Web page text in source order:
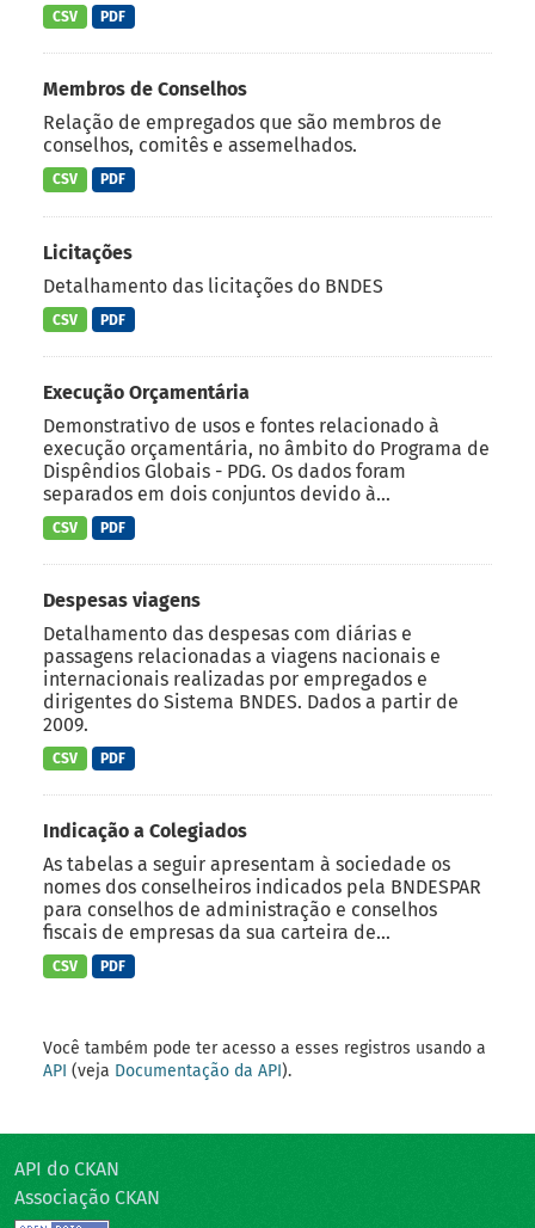
CSV PDF
Membros de Conselhos
Relação de empregados que são membros de
conselhos, comitês e assemelhados.
CSV PDF
Licitações
Detalhamento das licitações do BNDES
CSV PDF
Execução Orçamentária
Demonstrativo de usos e fontes relacionado à
execução orçamentária, no âmbito do Programa de
Dispêndios Globais - PDG. Os dados foram
separados em dois conjuntos devido à...
CSV PDF
Despesas viagens
Detalhamento das despesas com diárias e
passagens relacionadas a viagens nacionais e
internacionais realizadas por empregados e
dirigentes do Sistema BNDES. Dados a partir de
2009.
CSV PDF
Indicação a Colegiados
As tabelas a seguir apresentam à sociedade os
nomes dos conselheiros indicados pela BNDESPAR
para conselhos de administração e conselhos
fiscais de empresas da sua carteira de...
CSV PDF
Você também pode ter acesso a esses registros usando a
API (veja Documentação da API).
API do CKAN
Associação CKAN